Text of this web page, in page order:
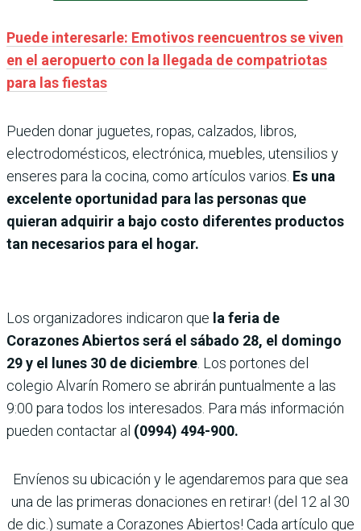
Puede interesarle: Emotivos reencuentros se viven
en el aeropuerto con la llegada de compatriotas
para las fiestas
Pueden donar juguetes, ropas, calzados, libros,
electrodomésticos, electrónica, muebles, utensilios y
enseres para la cocina, como artículos varios. Es una
excelente oportunidad para las personas que
quieran adquirir a bajo costo diferentes productos
tan necesarios para el hogar.
Los organizadores indicaron que la feria de
Corazones Abiertos será el sábado 28, el domingo
29 y el lunes 30 de diciembre . Los portones del
colegio Alvarín Romero se abrirán puntualmente a las
9:00 para todos los interesados. Para más información
pueden contactar al (0994) 494-900.
Envíenos su ubicación y le agendaremos para que sea
una de las primeras donaciones en retirar! (del 12 al 30
de dic.) sumate a Corazones Abiertos! Cada artículo que